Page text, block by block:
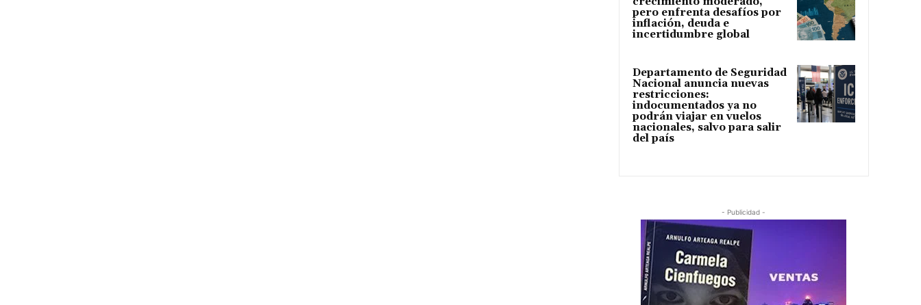
pero enfrenta desafíos por
inflación, deuda e
incertidumbre global
Departamento de Seguridad
Nacional anuncia nuevas
restricciones:
indocumentados ya no
podrán viajar en vuelos
nacionales, salvo para salir
del país
- Publicidad -